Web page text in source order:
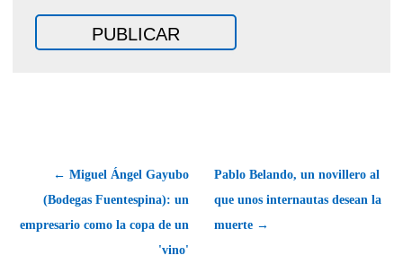
← Miguel Ángel Gayubo
(Bodegas Fuentespina): un
empresario como la copa de un
'vino'
Pablo Belando, un novillero al
que unos internautas desean la
muerte →